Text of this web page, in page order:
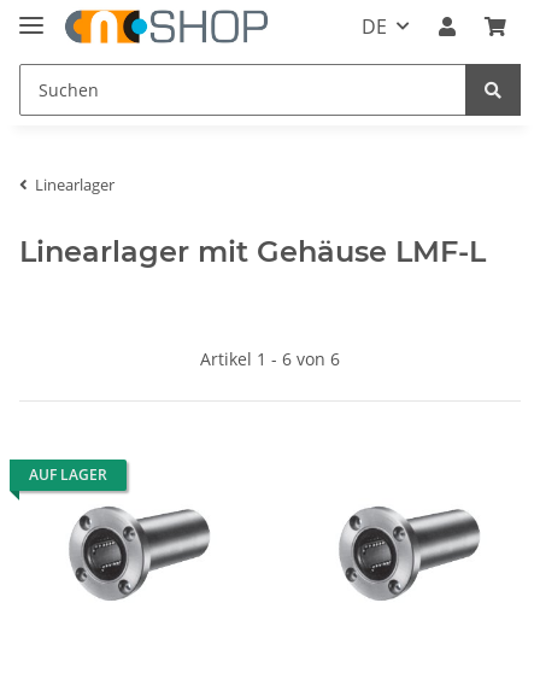
DE
Linearlager
Linearlager mit Gehäuse LMF-L
Artikel 1 - 6 von 6
AUF LAGER